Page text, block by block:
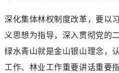
深化集体林权制度改革，要以
义思想为指导，深入贯彻党的
绿水青山就是金山银山理念，
工作、林业工作重要讲话重要